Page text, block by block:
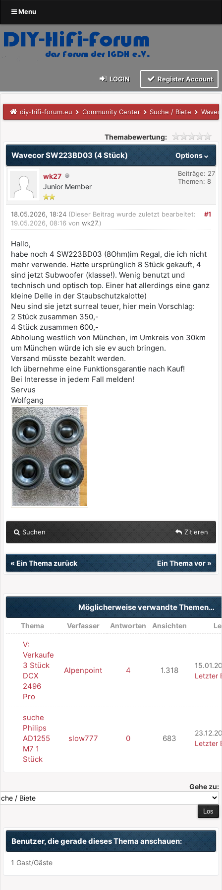
Menu
LOGIN Register Account
diy-hifi-forum.eu Community Center Suche / Biete
Themabewertung:
Options
Wavecor SW223BD03 (4 Stück)
wk27
Junior Member
Beiträge: 27
Themen: 8
#1
18.05.2026, 18:24 (Dieser Beitrag wurde zuletzt bearbeitet:
19.05.2026, 08:16 von wk27.)
Hallo,
habe noch 4 SW223BD03 (8Ohm)im Regal, die ich nicht
mehr verwende. Hatte ursprünglich 8 Stück gekauft, 4
sind jetzt Subwoofer (klasse!). Wenig benutzt und
technisch und optisch top. Einer hat allerdings eine ganz
kleine Delle in der Staubschutzkalotte)
Neu sind sie jetzt surreal teuer, hier mein Vorschlag:
2 Stück zusammen 350,-
4 Stück zusammen 600,-
Abholung westlich von München, im Umkreis von 30km
um München würde ich sie ev auch bringen.
Versand müsste bezahlt werden.
Ich übernehme eine Funktionsgarantie nach Kauf!
Bei Interesse in jedem Fall melden!
Servus
Wolfgang
Suchen Zitieren
« Ein Thema zurück Ein Thema vor»
Möglicherweise verwandte Themen…
Thema Verfasser Antworten Ansichten
V:
Verkaufe
3 Stück
DCX
2496
Pro
Alpenpoint 4 1.318
Letzter
suche
Philips
AD1255
M7 1
Stück
slow777 0 683
Letzter
Gehe zu:
Benutzer, die gerade dieses Thema anschauen:
1 Gast/Gäste